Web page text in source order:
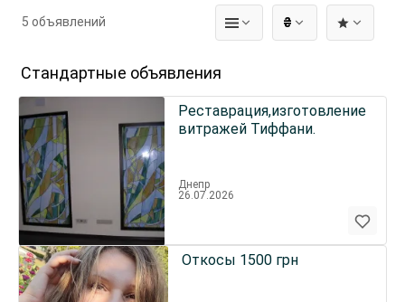
₴
5 объявлений
Стандартные объявления
Реставрация,изготовление
витражей Тиффани.
Днепр
26.07.2026
Откосы 1500 грн